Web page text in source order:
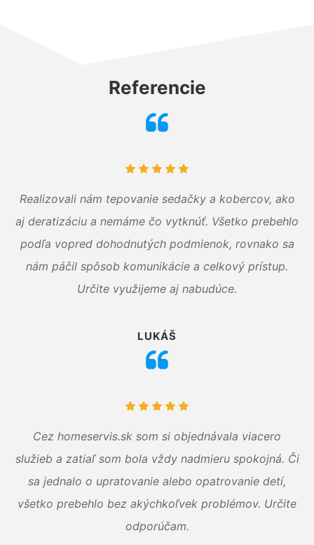
Referencie
Realizovali nám tepovanie sedačky a kobercov, ako
aj deratizáciu a nemáme čo vytknúť. Všetko prebehlo
podľa vopred dohodnutých podmienok, rovnako sa
nám páčil spôsob komunikácie a celkový prístup.
Určite využijeme aj nabudúce.
LUKÁŠ
Cez homeservis.sk som si objednávala viacero
služieb a zatiaľ som bola vždy nadmieru spokojná. Či
sa jednalo o upratovanie alebo opatrovanie detí,
všetko prebehlo bez akýchkoľvek problémov. Určite
odporúčam.